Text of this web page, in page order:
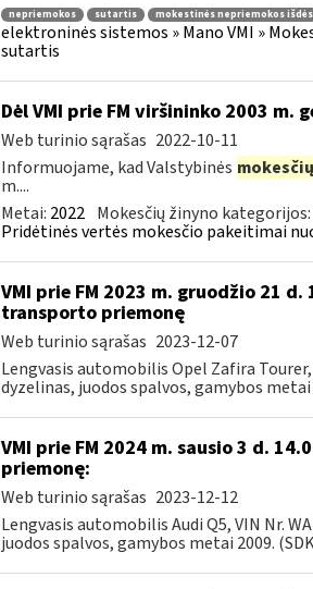
nepriemokos sutartis mokestinės nepriemokos
elektroninės sistemos » Mano VMI »
sutartis
Dėl VMI prie FM viršininko 2003 m.
Web turinio sąrašas 2022-10-11
Informuojame, kad Valstybinės mokesčių
m....
Metai: 2022 Mokesčių žinyno kategorijos:
Pridėtinės vertės mokesčio pakeitimai
VMI prie FM 2023 m. gruodžio 21
transporto priemonę
Web turinio sąrašas 2023-12-07
Lengvasis automobilis Opel Zafira Tourer,
dyzelinas, juodos spalvos, gamybos metai
VMI prie FM 2024 m. sausio 3 d.
priemonę:
Web turinio sąrašas 2023-12-12
Lengvasis automobilis Audi Q5, VIN Nr.
juodos spalvos, gamybos metai 2009.